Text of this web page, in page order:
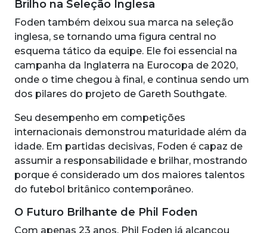
Brilho na Seleção Inglesa
Foden também deixou sua marca na seleção
inglesa, se tornando uma figura central no
esquema tático da equipe. Ele foi essencial na
campanha da Inglaterra na Eurocopa de 2020,
onde o time chegou à final, e continua sendo um
dos pilares do projeto de Gareth Southgate.
Seu desempenho em competições
internacionais demonstrou maturidade além da
idade. Em partidas decisivas, Foden é capaz de
assumir a responsabilidade e brilhar, mostrando
porque é considerado um dos maiores talentos
do futebol britânico contemporâneo.
O Futuro Brilhante de Phil Foden
Com apenas 23 anos, Phil Foden já alcançou